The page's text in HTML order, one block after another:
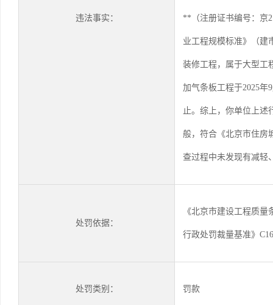
违法事实： **（注册证书编号：京
业工程规模标准》（建
装修工程，属于大型工
加气条板工程于2025年
止。综上，你单位上述
般，符合《北京市住房
查过程中未发现有减轻
处罚依据：
《北京市建设工程质
行政处罚裁量基准》
处罚类别： 罚款